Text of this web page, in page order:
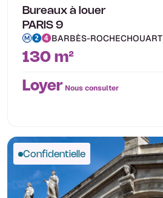
Bureaux à louer
PARIS 9
BARBÈS-ROCHECHOUART
130 m²
Loyer Nous consulter
Confidentielle